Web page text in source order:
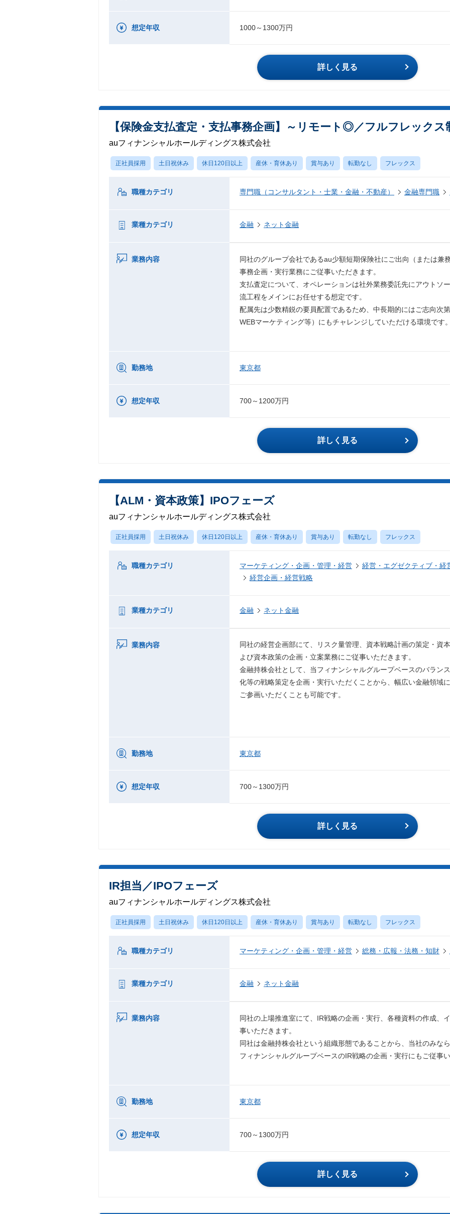
想定年収 1000～1300万円
詳しく見る
【保険金支払査定・支払事務企画】～リモート◎／フルフレックス
auフィナンシャルホールディングス株式会社
正社員採用 土日祝休み 休日120日以上 産休・育休あり 賞与あり 転勤なし フレックス
職種カテゴリ 専門職（コンサルタント・士業・金融・不動産） 金融専門職
業種カテゴリ 金融 ネット金融
業務内容
同社のグループ会社であるau少額短期保険社にご出向（または兼
事務企画・実行業務にご従事いただきます。
支払査定について、オペレーションは社外業務委託先にアウトソ
流工程をメインにお任せする想定です。
配属先は少数精鋭の要員配置であるため、中長期的にはご志向次
WEBマーケティング等）にもチャレンジしていただける環境です。
勤務地 東京都
想定年収 700～1200万円
詳しく見る
【ALM・資本政策】IPOフェーズ
auフィナンシャルホールディングス株式会社
正社員採用 土日祝休み 休日120日以上 産休・育休あり 賞与あり 転勤なし フレックス
職種カテゴリ マーケティング・企画・管理・経営
経営・エグゼクティブ・経
経営企画・経営戦略
業種カテゴリ 金融 ネット金融
業務内容
同社の経営企画部にて、リスク量管理、資本戦略計画の策定・資
よび資本政策の企画・立案業務にご従事いただきます。
金融持株会社として、当フィナンシャルグループベースのバラン
化等の戦略策定を企画・実行いただくことから、幅広い金融領域
ご参画いただくことも可能です。
勤務地 東京都
想定年収 700～1300万円
詳しく見る
IR担当／IPOフェーズ
auフィナンシャルホールディングス株式会社
正社員採用 土日祝休み 休日120日以上 産休・育休あり 賞与あり 転勤なし フレックス
職種カテゴリ マーケティング・企画・管理・経営 総務・広報・法務・知財
業種カテゴリ 金融 ネット金融
業務内容
同社の上場推進室にて、IR戦略の企画・実行、各種資料の作成、
事いただきます。
同社は金融持株会社という組織形態であることから、当社のみな
フィナンシャルグループベースのIR戦略の企画・実行にもご従事い
勤務地 東京都
想定年収 700～1300万円
詳しく見る